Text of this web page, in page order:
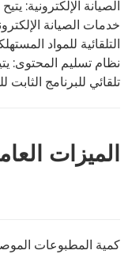
الصيانة الإلكترونية:
خدمات الصيانة
التلقائية للمواد
نظام تسليم المحتوى:
تلقائي للبرنامج الثابت
الميزات
كمية المطبوعات